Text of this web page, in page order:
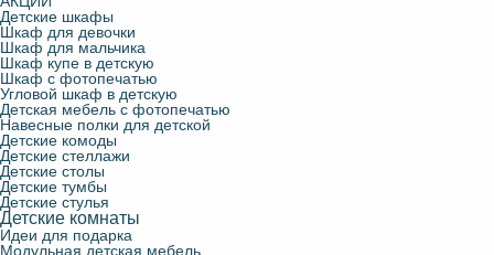
Детские шкафы
Шкаф для девочки
Шкаф для мальчика
Шкаф купе в детскую
Шкаф с фотопечатью
Угловой шкаф в детскую
Детская мебель с фотопечатью
Навесные полки для детской
Детские комоды
Детские стеллажи
Детские столы
Детские тумбы
Детские стулья
Детские комнаты
Идеи для подарка
Модульная детская мебель